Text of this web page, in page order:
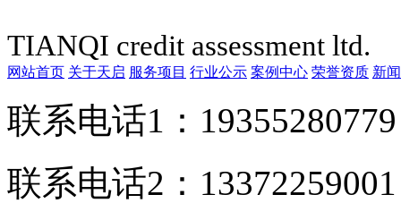
TIANQI credit assessment ltd.
网站首页 关于天启 服务项目 行业公示 案例中心 荣誉资质 新
联系电话1：
联系电话2：